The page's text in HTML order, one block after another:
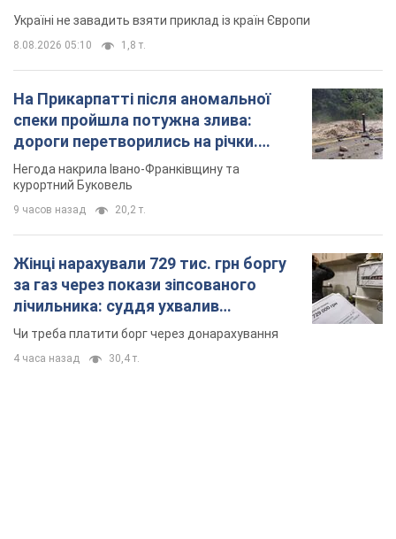
Україні не завадить взяти приклад із країн Європи
8.08.2026 05:10 1,8 т.
На Прикарпатті після аномальної
спеки пройшла потужна злива:
дороги перетворились на річки.
Відео
Негода накрила Івано-Франківщину та
курортний Буковель
9 часов назад 20,2 т.
Жінці нарахували 729 тис. грн боргу
за газ через покази зіпсованого
лічильника: суддя ухвалив
неочікуване рішення
Чи треба платити борг через донарахування
4 часа назад 30,4 т.